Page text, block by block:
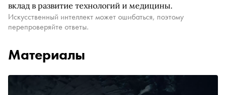
вклад в развитие технологий и медицины.
Искусственный интеллект может ошибаться, поэтому
перепроверяйте ответы.
Материалы